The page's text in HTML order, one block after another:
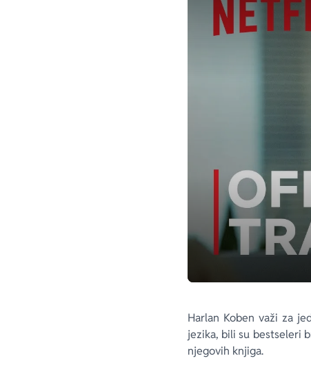
Harlan Koben važi za
jezika, bili su bestseleri
njegovih knjiga.